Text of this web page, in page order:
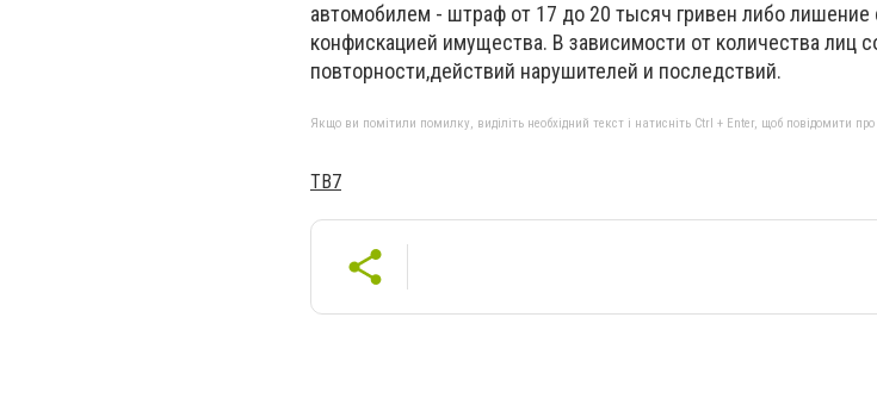
автомобилем - штраф от 17 до 20 тысяч гривен либо лишение
конфискацией имущества. В зависимости от количества лиц
повторности,действий нарушителей и последствий.
Якщо ви помітили помилку, виділіть необхідний текст і натисніть Ctrl + Enter, щоб повідомити
ТВ7